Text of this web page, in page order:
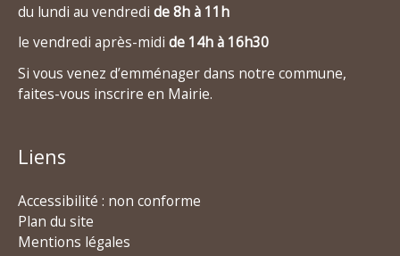
du lundi au vendredi de 8h à 11h
le vendredi après-midi de 14h à 16h30
Si vous venez d’emménager dans notre commune,
faites-vous inscrire en Mairie.
Liens
Accessibilité : non conforme
Plan du site
Mentions légales